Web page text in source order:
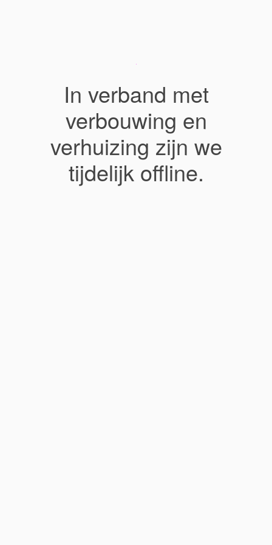
In verband met
verbouwing en
verhuizing zijn we
tijdelijk offline.